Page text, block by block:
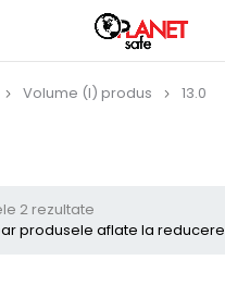
Volume (l) produs 13.0
2 rezultate
produsele aflate la reducere